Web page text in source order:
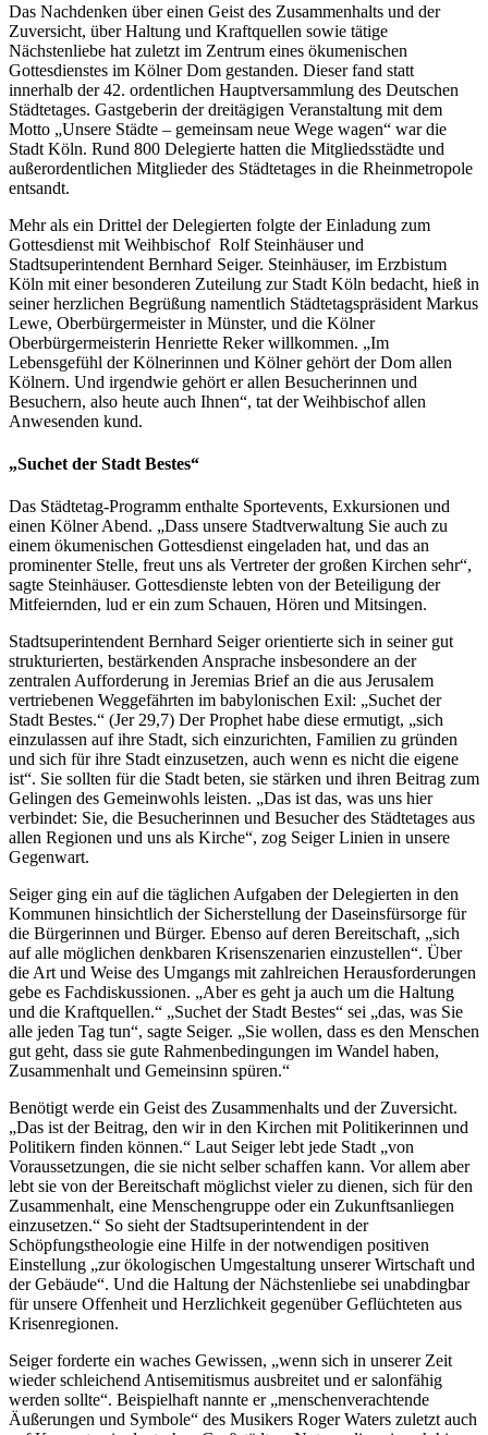
Das Nachdenken über einen Geist des Zusammenhalts und der
Zuversicht, über Haltung und Kraftquellen sowie tätige
Nächstenliebe hat zuletzt im Zentrum eines ökumenischen
Gottesdienstes im Kölner Dom gestanden. Dieser fand statt
innerhalb der 42. ordentlichen Hauptversammlung des Deutschen
Städtetages. Gastgeberin der dreitägigen Veranstaltung mit dem
Motto „Unsere Städte – gemeinsam neue Wege wagen“ war die
Stadt Köln. Rund 800 Delegierte hatten die Mitgliedsstädte und
außerordentlichen Mitglieder des Städtetages in die Rheinmetropole
entsandt.
Mehr als ein Drittel der Delegierten folgte der Einladung zum
Gottesdienst mit Weihbischof Rolf Steinhäuser und
Stadtsuperintendent Bernhard Seiger. Steinhäuser, im Erzbistum
Köln mit einer besonderen Zuteilung zur Stadt Köln bedacht, hieß in
seiner herzlichen Begrüßung namentlich Städtetagspräsident Markus
Lewe, Oberbürgermeister in Münster, und die Kölner
Oberbürgermeisterin Henriette Reker willkommen. „Im
Lebensgefühl der Kölnerinnen und Kölner gehört der Dom allen
Kölnern. Und irgendwie gehört er allen Besucherinnen und
Besuchern, also heute auch Ihnen“, tat der Weihbischof allen
Anwesenden kund.
„Suchet der Stadt Bestes“
Das Städtetag-Programm enthalte Sportevents, Exkursionen und
einen Kölner Abend. „Dass unsere Stadtverwaltung Sie auch zu
einem ökumenischen Gottesdienst eingeladen hat, und das an
prominenter Stelle, freut uns als Vertreter der großen Kirchen sehr“,
sagte Steinhäuser. Gottesdienste lebten von der Beteiligung der
Mitfeiernden, lud er ein zum Schauen, Hören und Mitsingen.
Stadtsuperintendent Bernhard Seiger orientierte sich in seiner gut
strukturierten, bestärkenden Ansprache insbesondere an der
zentralen Aufforderung in Jeremias Brief an die aus Jerusalem
vertriebenen Weggefährten im babylonischen Exil: „Suchet der
Stadt Bestes.“ (Jer 29,7) Der Prophet habe diese ermutigt, „sich
einzulassen auf ihre Stadt, sich einzurichten, Familien zu gründen
und sich für ihre Stadt einzusetzen, auch wenn es nicht die eigene
ist“. Sie sollten für die Stadt beten, sie stärken und ihren Beitrag zum
Gelingen des Gemeinwohls leisten. „Das ist das, was uns hier
verbindet: Sie, die Besucherinnen und Besucher des Städtetages aus
allen Regionen und uns als Kirche“, zog Seiger Linien in unsere
Gegenwart.
Seiger ging ein auf die täglichen Aufgaben der Delegierten in den
Kommunen hinsichtlich der Sicherstellung der Daseinsfürsorge für
die Bürgerinnen und Bürger. Ebenso auf deren Bereitschaft, „sich
auf alle möglichen denkbaren Krisenszenarien einzustellen“. Über
die Art und Weise des Umgangs mit zahlreichen Herausforderungen
gebe es Fachdiskussionen. „Aber es geht ja auch um die Haltung
und die Kraftquellen.“ „Suchet der Stadt Bestes“ sei „das, was Sie
alle jeden Tag tun“, sagte Seiger. „Sie wollen, dass es den Menschen
gut geht, dass sie gute Rahmenbedingungen im Wandel haben,
Zusammenhalt und Gemeinsinn spüren.“
Benötigt werde ein Geist des Zusammenhalts und der Zuversicht.
„Das ist der Beitrag, den wir in den Kirchen mit Politikerinnen und
Politikern finden können.“ Laut Seiger lebt jede Stadt „von
Voraussetzungen, die sie nicht selber schaffen kann. Vor allem aber
lebt sie von der Bereitschaft möglichst vieler zu dienen, sich für den
Zusammenhalt, eine Menschengruppe oder ein Zukunftsanliegen
einzusetzen.“ So sieht der Stadtsuperintendent in der
Schöpfungstheologie eine Hilfe in der notwendigen positiven
Einstellung „zur ökologischen Umgestaltung unserer Wirtschaft und
der Gebäude“. Und die Haltung der Nächstenliebe sei unabdingbar
für unsere Offenheit und Herzlichkeit gegenüber Geflüchteten aus
Krisenregionen.
Seiger forderte ein waches Gewissen, „wenn sich in unserer Zeit
wieder schleichend Antisemitismus ausbreitet und er salonfähig
werden sollte“. Beispielhaft nannte er „menschenverachtende
Äußerungen und Symbole“ des Musikers Roger Waters zuletzt auch